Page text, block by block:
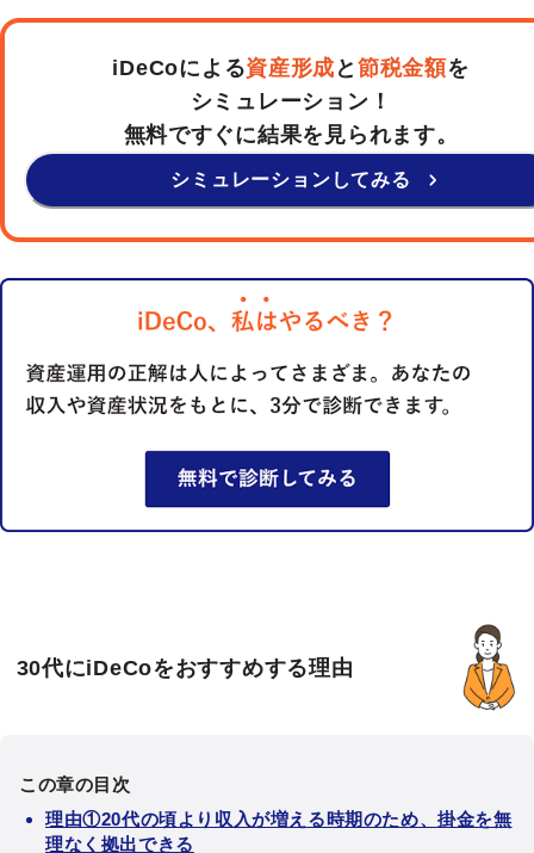
iDeCoによる資産形成 と 節税金額を
シミュレーション！
無料ですぐに結果を見られます。
シミュレーションしてみる
30代にiDeCoをおすすめする理由
この章の目次
理由①20代の頃より収入が増える時期のため、掛金を無
理なく拠出できる